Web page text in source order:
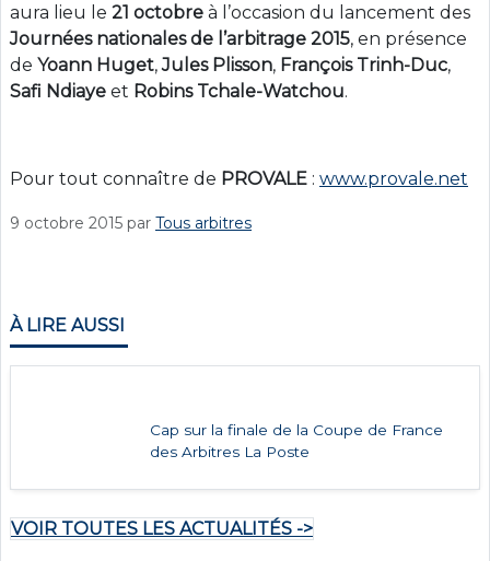
aura lieu le 21 octobre à l’occasion du lancement des
Journées nationales de l’arbitrage 2015, en présence
de Yoann Huget,Jules Plisson, François Trinh-Duc,
Safi Ndiaye et Robins Tchale-Watchou.
Pour tout connaître de PROVALE : www.provale.net
9 octobre 2015 par Tous arbitres
À LIRE AUSSI
Cap sur la finale de la Coupe de France
des Arbitres La Poste
VOIR TOUTES LES ACTUALITÉS ->